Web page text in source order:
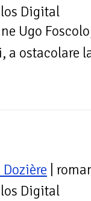
Digital
Ugo
a ostacolare
|
Digital